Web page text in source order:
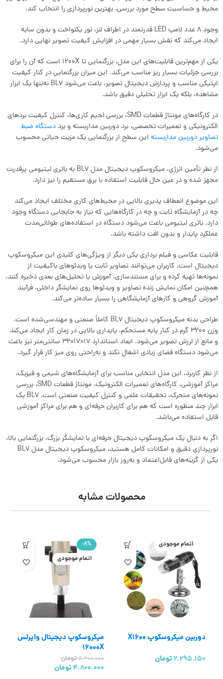
محیط و حساسیت سطح مورد بررسی، بهترین نورپردازی را انتخاب کند.
وجود ۸ عدد لامپ LED قدرتمند در اطراف لنز، نور یکنواخت و بدون سایه
ایجاد می‌کند که نقش بسیار مهمی در افزایش کیفیت تصویر نهایی دارد.
یکی از مهم‌ترین قابلیت‌های این مدل، بزرگنمایی تا 1200X است که آن را برای
بررسی جزئیات بسیار ریز مناسب می‌کند. این میزان بزرگنمایی در کنار کیفیت
اپتیکی مناسب و پردازش دیجیتال تصویر، باعث می‌شود BL7 نه‌تنها یک ابزار
مشاهده، بلکه یک ابزار تحلیلی دقیق باشد.
در کارگاه‌های مونتاژ قطعات SMD، بررسی لحیم‌ کاری‌ها، کنترل کیفیت بردهای
الکترونیکی و تعمیرات تخصصی، برد دوربین مداربسته و برد دستگاه ضبط
تصاویر دوربین مداربسته این سطح از بزرگنمایی یک مزیت حیاتی محسوب
می‌شود.
از نظر تأمین انرژی، میکروسکوپ دیجیتال مدل BL7 به باتری لیتیومی پرقدرت
مجهز شده و در عین حال قابلیت استفاده با برق مستقیم را نیز دارد.
این موضوع انعطاف‌ پذیری بالایی در محیط‌های کاری مختلف ایجاد می‌کند
چه در آزمایشگاه ثابت و چه در کارگاه‌هایی که نیاز به جابجایی دستگاه وجود
دارد. باتری لیتیومی باعث می‌شود دستگاه در استفاده‌های طولانی‌مدت
عملکرد پایدار و بدون افت داشته باشد.
قابلیت عکاسی و فیلم‌ برداری یکی دیگر از ویژگی‌های کلیدی این میکروسکوپ
دیجیتال است. کاربران می‌توانند تصاویر ثابت یا ویدئوهای باکیفیت از
نمونه‌ها تهیه کرده و برای مستندسازی، آموزش یا تحلیل‌های بعدی ذخیره کنند.
همچنین امکان نمایش زنده تصاویر و ویدئوها روی نمایشگر داخلی، فرآیند
آموزش گروهی و کارهای آزمایشگاهی را بسیار ساده‌تر می‌کند.
طراحی بدنه میکروسکوپ دیجیتال BL7 کاملاً صنعتی و مهندسی‌شده است.
وزن 3200 گرم در کنار پایه مستحکم، پایداری بالایی در زمان کار ایجاد می‌کند
و مانع از لرزش تصویر می‌شود. ابعاد استاندارد 17×17×32 سانتی‌متر نیز باعث
می‌شود دستگاه فضای زیادی اشغال نکند و به‌راحتی روی میز کار قرار گیرد.
از نظر کاربرد، این مدل انتخابی مناسب برای آزمایشگاه‌های شیمی و فیزیک،
مراکز آموزشی، کارگاه‌های تعمیرات الکترونیک، مونتاژ قطعات SMD، بررسی
نمونه‌های متحرک، تحقیقات علمی و کنترل کیفیت صنعتی است. BL7 یک
ابزار چند منظوره است که هم برای کاربران حرفه‌ای و هم برای مراکز آموزشی
قابل استفاده می‌باشد.
اگر به دنبال یک میکروسکوپ دیجیتال حرفه‌ای با نمایشگر بزرگ، بزرگنمایی بالا،
نورپردازی دقیق و امکانات کامل هستید، میکروسکوپ دیجیتال مدل BL7
یکی از گزینه‌های قابل‌اعتماد و به‌روز بازار محسوب می‌شود.
محصولات مشابه
اتمام موجودی
دوربین میکروسکوپ X1600
2.295.150تومان
-8%
اتمام موجودی
میکروسکوپ دیجیتال وایرلس
16000X
5.200.000تومان
4.800.000تومان